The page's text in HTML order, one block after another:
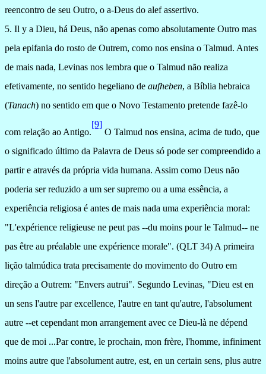
reencontro de seu Outro, o a-Deus do alef assertivo.
5. Il y a Dieu, há Deus, não apenas como absolutamente Outro mas
pela epifania do rosto de Outrem, como nos ensina o Talmud. Antes
de mais nada, Levinas nos lembra que o Talmud não realiza
efetivamente, no sentido hegeliano de aufheben, a Bíblia hebraica
(Tanach) no sentido em que o Novo Testamento pretende fazê-lo
com relação ao Antigo.
[9]
O Talmud nos ensina, acima de tudo, que
o significado último da Palavra de Deus só pode ser compreendido a
partir e através da própria vida humana. Assim como Deus não
poderia ser reduzido a um ser supremo ou a uma essência, a
experiência religiosa é antes de mais nada uma experiência moral:
"L'expérience religieuse ne peut pas --du moins pour le Talmud-- ne
pas être au préalable une expérience morale". (QLT 34) A primeira
lição talmúdica trata precisamente do movimento do Outro em
direção a Outrem: "Envers autrui". Segundo Levinas, "Dieu est en
un sens l'autre par excellence, l'autre en tant qu'autre, l'absolument
autre --et cependant mon arrangement avec ce Dieu-là ne dépend
que de moi ...Par contre, le prochain, mon frère, l'homme, infiniment
moins autre que l'absolument autre, est, en un certain sens, plus autre